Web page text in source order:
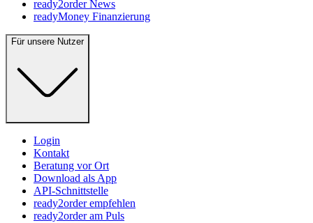
ready2order News
readyMoney Finanzierung
Für unsere Nutzer
Login
Kontakt
Beratung vor Ort
Download als App
API-Schnittstelle
ready2order empfehlen
ready2order am Puls